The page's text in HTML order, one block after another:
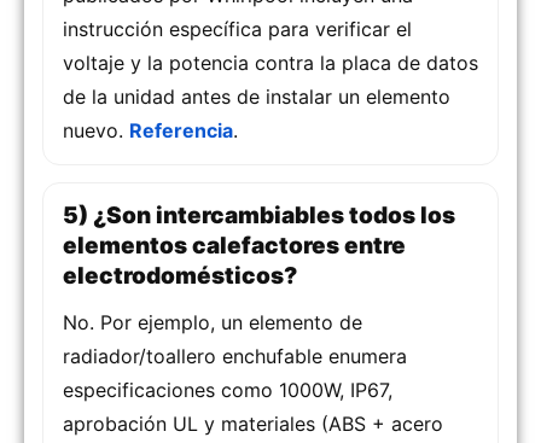
instrucción específica para verificar el
voltaje y la potencia contra la placa de datos
de la unidad antes de instalar un elemento
nuevo. Referencia.
5) ¿Son intercambiables todos los
elementos calefactores entre
electrodomésticos?
No. Por ejemplo, un elemento de
radiador/toallero enchufable enumera
especificaciones como 1000W, IP67,
aprobación UL y materiales (ABS + acero